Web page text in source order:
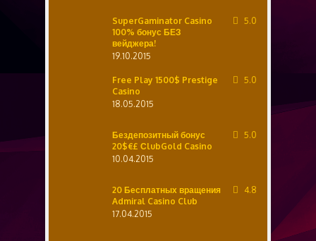
SuperGaminator Casino
100% бонус БЕЗ
вейджера!
19.10.2015
5.0
Free Play 1500$ Prestige
Casino
18.05.2015
5.0
Бездепозитный бонус
20$€£ СlubGold Casino
10.04.2015
5.0
20 Бесплатных вращения
Admiral Casino Club
17.04.2015
4.8